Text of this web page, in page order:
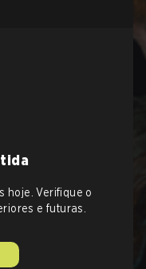
hoje. Verifique o
e futuras.